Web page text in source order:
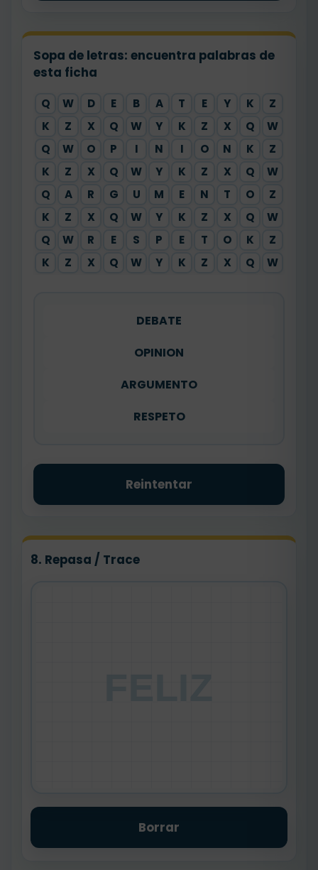
Sopa de letras: encuentra palabras de
esta ficha
Q W D E B A T E Y K
Z
K
Z X Q W Y K Z X Q
W
Q
W O P I N I O N K
Z
K
Z X Q W Y K Z X Q
W
Q
A R G U M E N T O
Z
K
Z X Q W Y K Z X Q
W
Q
W R E S P E T O K
Z
K
Z X Q W Y K Z X Q W
DEBATE
OPINION
ARGUMENTO
RESPETO
Reintentar
8. Repasa / Trace
Borrar